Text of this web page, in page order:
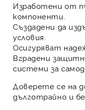
Изработени от
компоненти
Създадени да
условия.
Осигуряват
Вградени
системи за
Доверете се на
дълготрайно и